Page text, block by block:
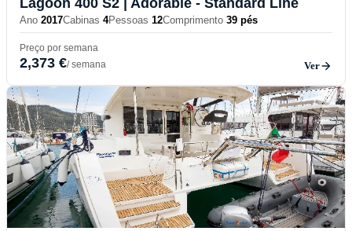
Ano 2017Cabinas 4Pessoas 12Comprimento 39 pés
Preço por semana
2,373 €/ semana Ver